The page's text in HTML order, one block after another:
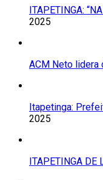
ITAPETINGA:
2025
ACM Neto lidera
Itapetinga:
2025
ITAPETINGA DE